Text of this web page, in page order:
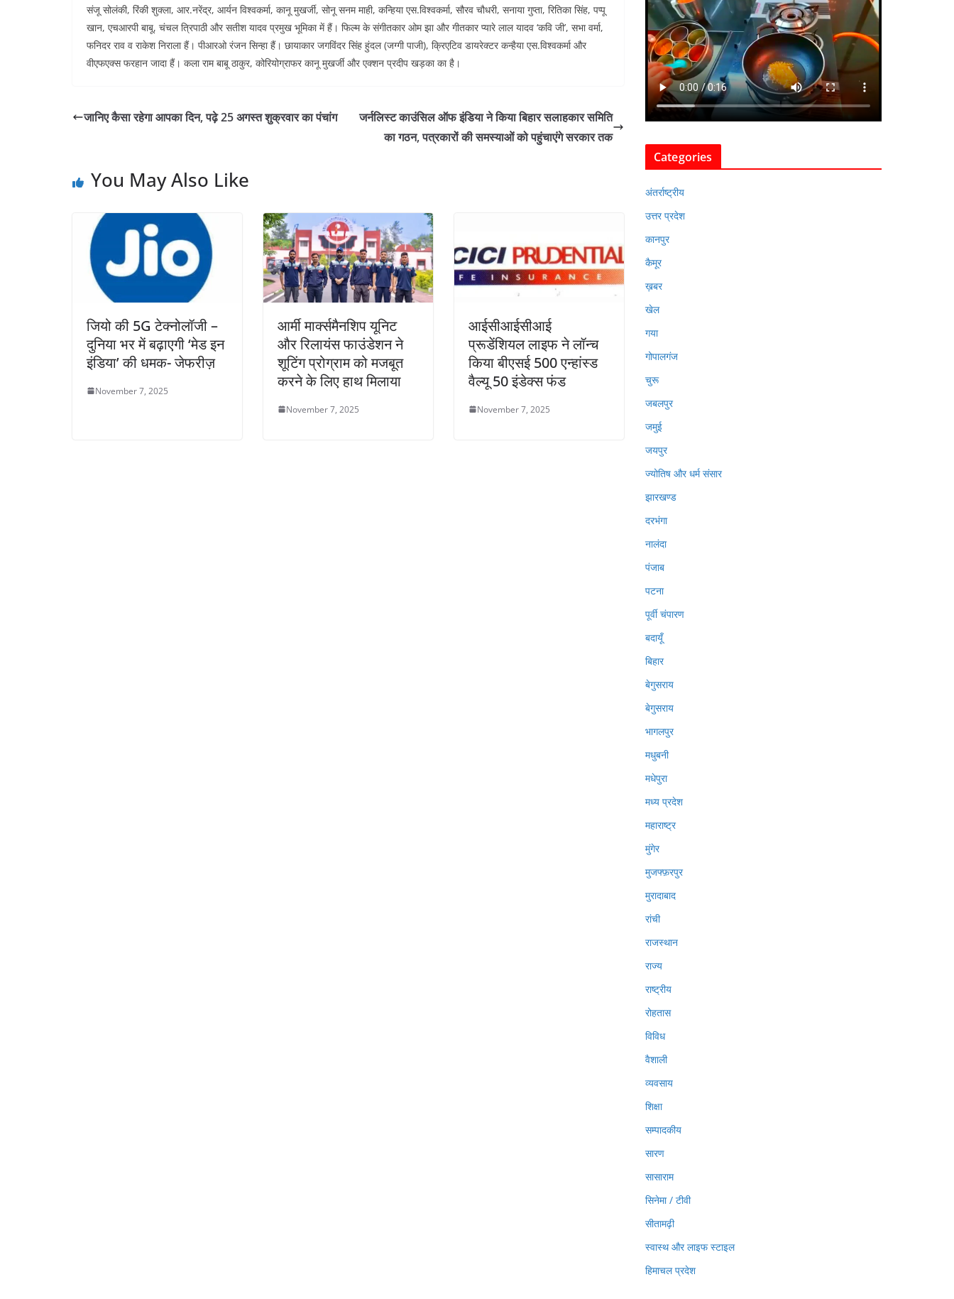
संजू सोलंकी, रिंकी शुक्ला, आर.नरेंद्र, आर्यन विश्वकर्मा, कानू मुखर्जी, सोनू सनम माही, कन्हिया एस.विश्वकर्मा, सौरव चौधरी, सनाया गुप्ता, रितिका सिंह, पप्पू
खान, एचआरपी बाबू, चंचल त्रिपाठी और सतीश यादव प्रमुख भूमिका में हैं। फिल्म के संगीतकार ओम झा और गीतकार प्यारे लाल यादव ‘कवि जी’, सभा वर्मा,
फनिदर राव व राकेश निराला हैं। पीआरओ रंजन सिन्हा हैं। छायाकार जगविंदर सिंह हुंदल (जग्गी पाजी), क्रिएटिव डायरेक्टर कन्हैया एस.विश्वकर्मा और
वीएफएक्स फरहान जादा हैं। कला राम बाबू ठाकुर, कोरियोग्राफर कानू मुखर्जी और एक्शन प्रदीप खड़का का है।
जानिए कैसा रहेगा आपका दिन, पढ़े 25 अगस्त शुक्रवार का पंचांग
जर्नलिस्ट काउंसिल ऑफ इंडिया ने किया बिहार सलाहकार समिति
का गठन, पत्रकारों की समस्याओं को पहुंचाएंगे सरकार तक
You May Also Like
जियो की 5G टेक्नोलॉजी –
दुनिया भर में बढ़ाएगी ‘मेड इन
इंडिया’ की धमक- जेफरीज़
November 7, 2025
आर्मी मार्क्समैनशिप यूनिट
और रिलायंस फाउंडेशन ने
शूटिंग प्रोग्राम को मजबूत
करने के लिए हाथ मिलाया
November 7, 2025
आईसीआईसीआई
प्रूडेंशियल लाइफ ने लॉन्च
किया बीएसई 500 एन्हांस्ड
वैल्यू 50 इंडेक्स फंड
November 7, 2025
Categories
अंतर्राष्ट्रीय
उत्तर प्रदेश
कानपुर
कैमूर
ख़बर
खेल
गया
गोपालगंज
चुरू
जबलपुर
जमुई
जयपुर
ज्योतिष और धर्म संसार
झारखण्ड
दरभंगा
नालंदा
पंजाब
पटना
पूर्वी चंपारण
बदायूँ
बिहार
बेगुसराय
बेगुसराय
भागलपुर
मधुबनी
मधेपुरा
मध्य प्रदेश
महाराष्ट्र
मुंगेर
मुजफ्फ़रपुर
मुरादाबाद
रांची
राजस्थान
राज्य
राष्ट्रीय
रोहतास
विविध
वैशाली
व्यवसाय
शिक्षा
सम्पादकीय
सारण
सासाराम
सिनेमा / टीवी
सीतामढ़ी
स्वास्थ और लाइफ स्टाइल
हिमाचल प्रदेश